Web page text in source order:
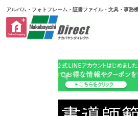
アルバム・フォトフレーム・証書ファイル・文具・事務